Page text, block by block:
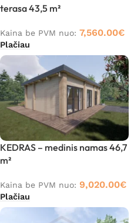
terasa 43,5 m²
Kaina be PVM nuo: 7,560.00€
Plačiau
KEDRAS – medinis namas 46,7
m²
Kaina be PVM nuo: 9,020.00€
Plačiau